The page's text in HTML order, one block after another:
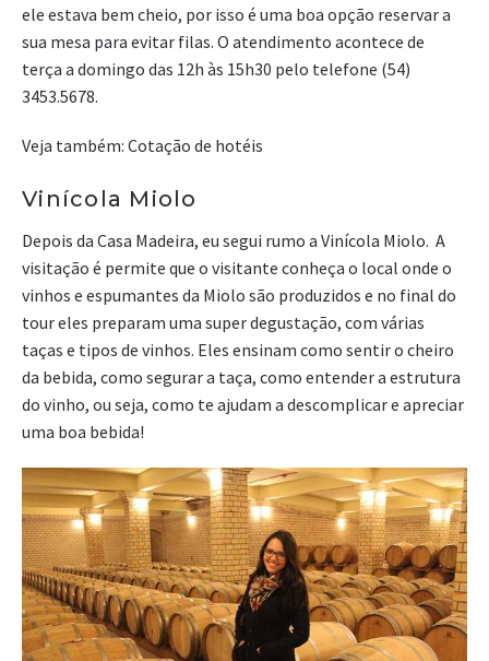
ele estava bem cheio, por isso é uma boa opção reservar a
sua mesa para evitar filas. O atendimento acontece de
terça a domingo das 12h às 15h30 pelo telefone (54)
3453.5678.
Veja também: Cotação de hotéis
Vinícola Miolo
Depois da Casa Madeira, eu segui rumo a Vinícola Miolo. A
visitação é permite que o visitante conheça o local onde o
vinhos e espumantes da Miolo são produzidos e no final do
tour eles preparam uma super degustação, com várias
taças e tipos de vinhos. Eles ensinam como sentir o cheiro
da bebida, como segurar a taça, como entender a estrutura
do vinho, ou seja, como te ajudam a descomplicar e apreciar
uma boa bebida!